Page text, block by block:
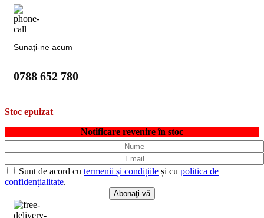
Sunaţi-ne acum
0788 652 780
Stoc epuizat
Notificare revenire în stoc
Sunt de acord cu termenii și condițiile și cu politica de
confidențialitate.